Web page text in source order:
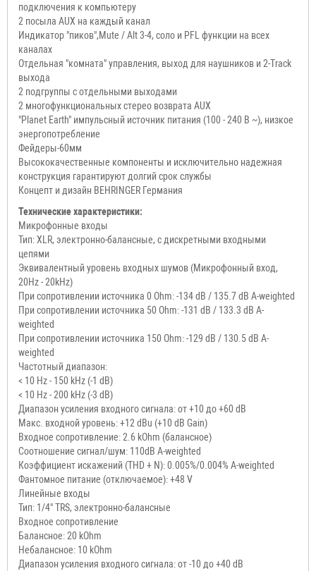
подключения к компьютеру
2 посыла AUX на каждый канал
Индикатор "пиков",Mute / Alt 3-4, соло и PFL функции на всех
каналах
Отдельная "комната" управления, выход для наушников и 2-Track
выхода
2 подгруппы с отдельными выходами
2 многофункциональных стерео возврата AUX
"Planet Earth" импульсный источник питания (100 - 240 В ~), низкое
энергопотребление
Фейдеры-60мм
Высококачественные компоненты и исключительно надежная
конструкция гарантируют долгий срок службы
Концепт и дизайн BEHRINGER Германия
Технические характеристики:
Микрофонные входы
Тип: XLR, электронно-балансные, с дискретными входными
цепями
Эквивалентный уровень входных шумов (Микрофонный вход,
20Hz - 20kHz)
При сопротивлении источника 0 Ohm: -134 dB / 135.7 dB A-weighted
При сопротивлении источника 50 Ohm: -131 dB / 133.3 dB A-
weighted
При сопротивлении источника 150 Ohm: -129 dB / 130.5 dB A-
weighted
Частотный диапазон:
< 10 Hz - 150 kHz (-1 dB)
< 10 Hz - 200 kHz (-3 dB)
Диапазон усиления входного сигнала: от +10 до +60 dB
Макс. входной уровень: +12 dBu (+10 dB Gain)
Входное сопротивление: 2.6 kOhm (балансное)
Соотношение сигнал/шум: 110dB A-weighted
Коэффициент искажений (THD + N): 0.005%/0.004% A-weighted
Фантомное питание (отключаемое): +48 V
Линейные входы
Тип: 1/4" TRS, электронно-балансные
Входное сопротивление
Балансное: 20 kOhm
Небалансное: 10 kOhm
Диапазон усиления входного сигнала: от -10 до +40 dB